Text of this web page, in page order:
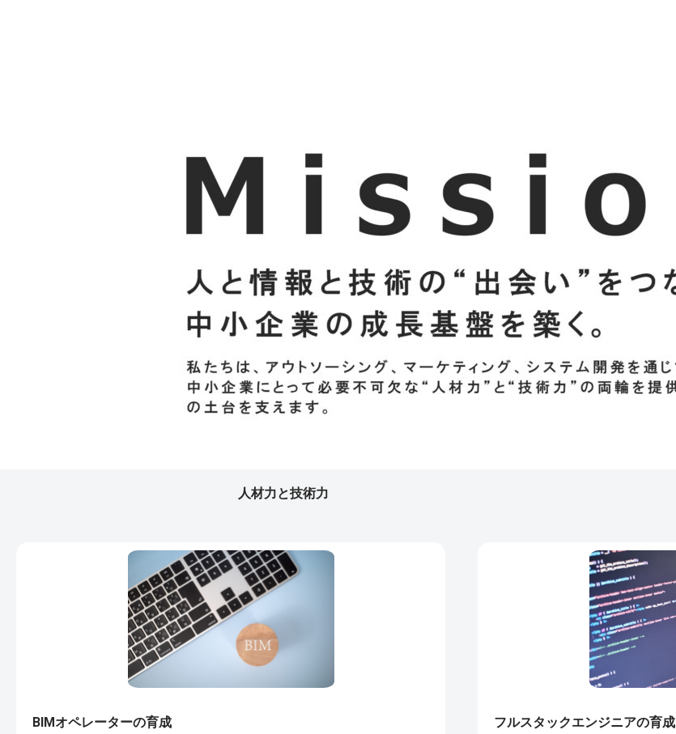
人材力と技術力
BIMオペレーターの育成 フルスタックエンジニアの育成